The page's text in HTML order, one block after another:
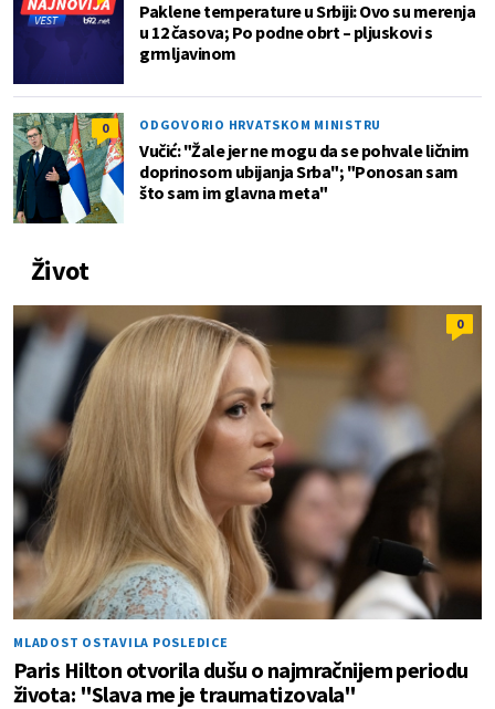
Paklene temperature u Srbiji: Ovo su merenja
u 12 časova; Po podne obrt – pljuskovi s
grmljavinom
0 ODGOVORIO HRVATSKOM MINISTRU
Vučić: "Žale jer ne mogu da se pohvale ličnim
doprinosom ubijanja Srba"; "Ponosan sam
što sam im glavna meta"
Život
0
MLADOST OSTAVILA POSLEDICE
Paris Hilton otvorila dušu o najmračnijem periodu
života: "Slava me je traumatizovala"